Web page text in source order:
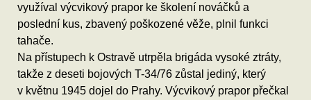
využíval výcvikový prapor ke školení nováčků a
poslední kus, zbavený poškozené věže, plnil funkci
tahače.
Na přístupech k Ostravě utrpěla brigáda vysoké ztráty,
takže z deseti bojových T-34/76 zůstal jediný, který
v květnu 1945 dojel do Prahy. Výcvikový prapor přečkal